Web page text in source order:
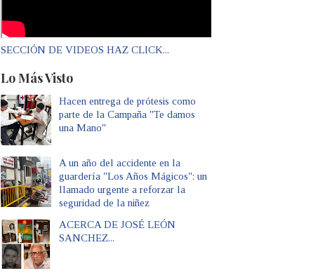
SECCIÓN DE VIDEOS HAZ CLICK...
Lo Más Visto
Hacen entrega de prótesis como
parte de la Campaña "Te damos
una Mano"
A un año del accidente en la
guardería "Los Años Mágicos": un
llamado urgente a reforzar la
seguridad de la niñez
ACERCA DE JOSÉ LEÓN
SANCHEZ...